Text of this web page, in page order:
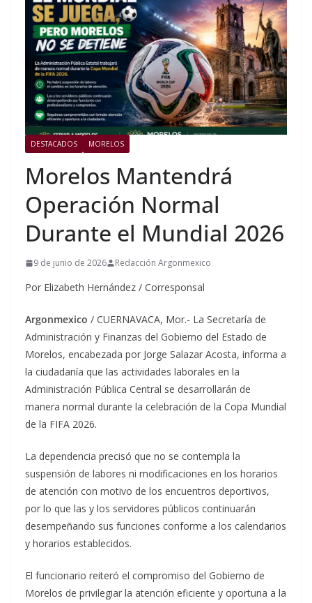
DESTACADOS MORELOS
Morelos Mantendrá
Operación Normal
Durante el Mundial 2026
9 de junio de 2026 Redacción Argonmexico
Por Elizabeth Hernández / Corresponsal
Argonmexico / CUERNAVACA, Mor.- La Secretaría de
Administración y Finanzas del Gobierno del Estado de
Morelos, encabezada por Jorge Salazar Acosta, informa a
la ciudadanía que las actividades laborales en la
Administración Pública Central se desarrollarán de
manera normal durante la celebración de la Copa Mundial
de la FIFA 2026.
La dependencia precisó que no se contempla la
suspensión de labores ni modificaciones en los horarios
de atención con motivo de los encuentros deportivos,
por lo que las y los servidores públicos continuarán
desempeñando sus funciones conforme a los calendarios
y horarios establecidos.
El funcionario reiteró el compromiso del Gobierno de
Morelos de privilegiar la atención eficiente y oportuna a la